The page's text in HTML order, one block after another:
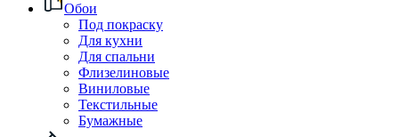
Обои
Под покраску
Для кухни
Для спальни
Флизелиновые
Виниловые
Текстильные
Бумажные